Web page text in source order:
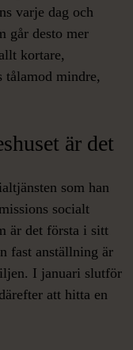
varje dag och
går desto mer
kortare,
tålamod mindre,
är det
som han
socialt
är det första i sitt
fast anställning är
I januari slutför
att hitta en